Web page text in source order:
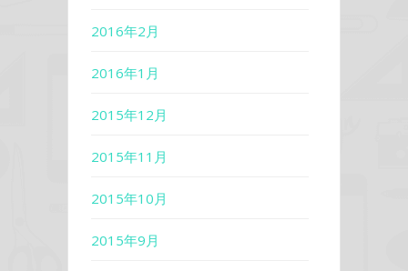
2016年2月
2016年1月
2015年12月
2015年11月
2015年10月
2015年9月